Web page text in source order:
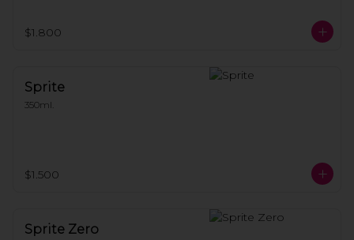
$1.800
Sprite
350ml.
$1.500
Sprite Zero